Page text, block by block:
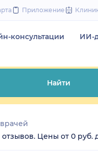
Приложение
консультации ИИ-
Найти
врачей
Цены от 0 руб.